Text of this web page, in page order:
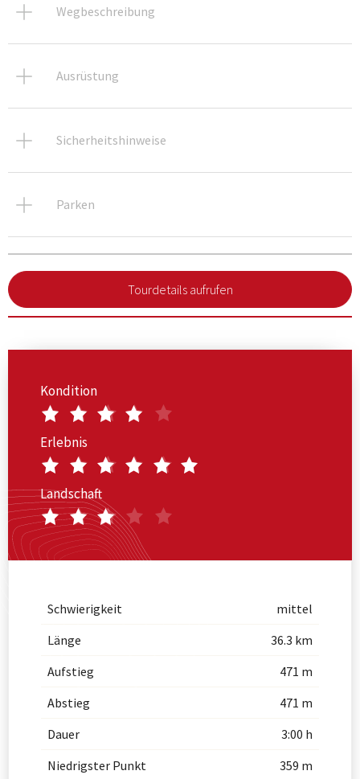
Wegbeschreibung
Ausrüstung
Sicherheitshinweise
Parken
Tourdetails aufrufen
Kondition
Erlebnis
Landschaft
Schwierigkeit
mittel
Länge
36.3 km
Aufstieg
471 m
Abstieg
471 m
Dauer
3:00 h
Niedrigster Punkt
359 m